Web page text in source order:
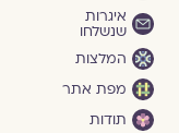
איגרות
שנשלחו
המלצות
מפת אתר
תודות